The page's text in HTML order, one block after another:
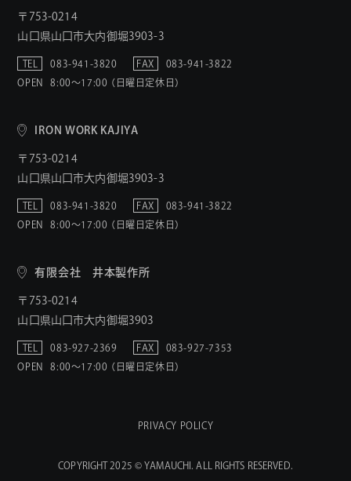
〒753-0214
山口県山口市大内御堀3903-3
TEL 083-941-3820 FAX
083-941-3822
OPEN
8:00〜17:00 （日曜日定休日）
IRON WORK KAJIYA
〒753-0214
山口県山口市大内御堀3903-3
TEL 083-941-3820 FAX
083-941-3822
OPEN
8:00〜17:00 （日曜日定休日）
有限会社 井本製作所
〒753-0214
山口県山口市大内御堀3903
TEL 083-927-2369 FAX
083-927-7353
OPEN
8:00〜17:00 （日曜日定休日）
PRIVACY POLICY
COPYRIGHT 2025 © YAMAUCHI. ALL RIGHTS RESERVED.